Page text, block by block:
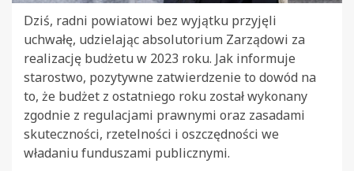
Dziś, radni powiatowi bez wyjątku przyjęli
uchwałę, udzielając absolutorium Zarządowi za
realizację budżetu w 2023 roku. Jak informuje
starostwo, pozytywne zatwierdzenie to dowód na
to, że budżet z ostatniego roku został wykonany
zgodnie z regulacjami prawnymi oraz zasadami
skuteczności, rzetelności i oszczędności we
władaniu funduszami publicznymi.